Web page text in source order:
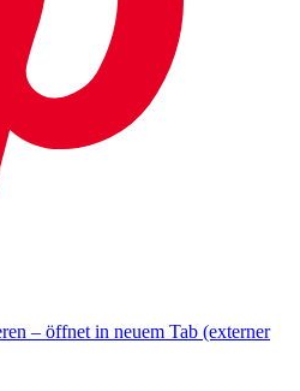
– öffnet in neuem Tab (externer